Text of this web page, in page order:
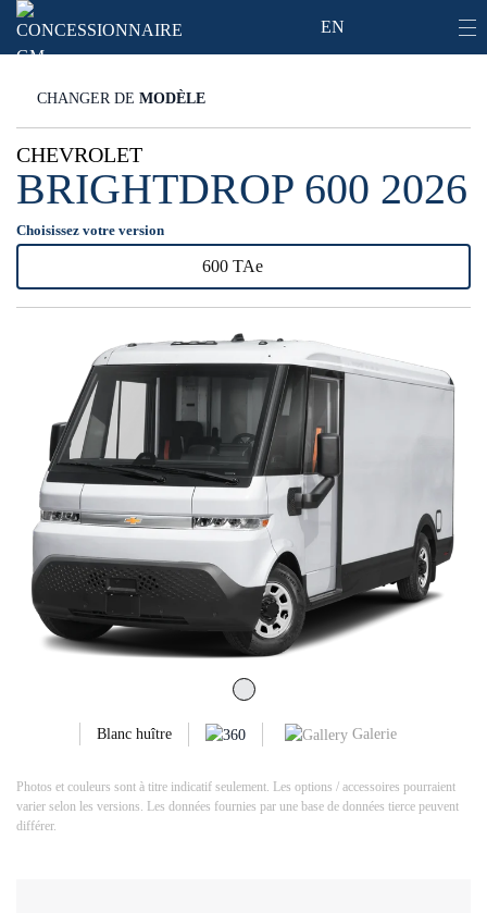
EN
CHANGER DE MODÈLE
CHEVROLET
BRIGHTDROP 600 2026
Choisissez votre version
600 TAe
Blanc huître Galerie
Photos et couleurs sont à titre indicatif seulement. Les options / accessoires pourraient
varier selon les versions. Les données fournies par une base de données tierce peuvent
différer.